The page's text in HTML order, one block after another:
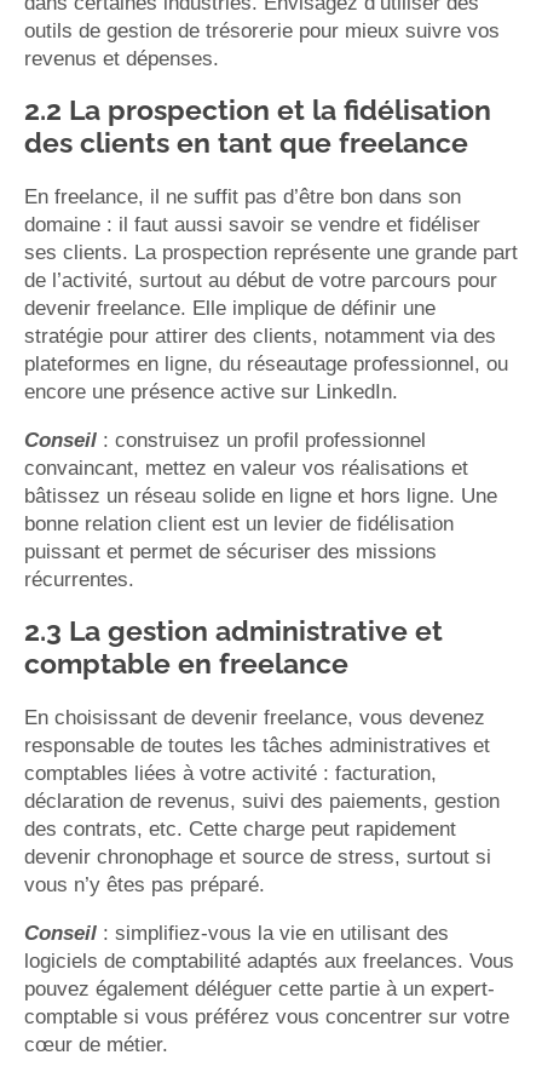
outils de gestion de trésorerie pour mieux suivre vos
revenus et dépenses.
2.2 La prospection et la fidélisation
des clients en tant que freelance
En freelance, il ne suffit pas d’être bon dans son
domaine : il faut aussi savoir se vendre et fidéliser
ses clients. La prospection représente une grande part
de l’activité, surtout au début de votre parcours pour
devenir freelance. Elle implique de définir une
stratégie pour attirer des clients, notamment via des
plateformes en ligne, du réseautage professionnel, ou
encore une présence active sur LinkedIn.
Conseil : construisez un profil professionnel
convaincant, mettez en valeur vos réalisations et
bâtissez un réseau solide en ligne et hors ligne. Une
bonne relation client est un levier de fidélisation
puissant et permet de sécuriser des missions
récurrentes.
2.3 La gestion administrative et
comptable en freelance
En choisissant de devenir freelance, vous devenez
responsable de toutes les tâches administratives et
comptables liées à votre activité : facturation,
déclaration de revenus, suivi des paiements, gestion
des contrats, etc. Cette charge peut rapidement
devenir chronophage et source de stress, surtout si
vous n’y êtes pas préparé.
Conseil : simplifiez-vous la vie en utilisant des
logiciels de comptabilité adaptés aux freelances. Vous
pouvez également déléguer cette partie à un expert-
comptable si vous préférez vous concentrer sur votre
cœur de métier.